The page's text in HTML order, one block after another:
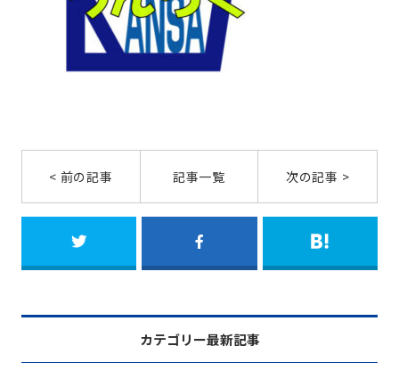
< 前の記事 記事一覧 次の記事 >
カテゴリー最新記事